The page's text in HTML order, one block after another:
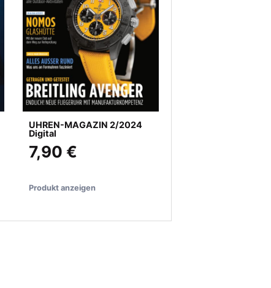
UHREN-MAGAZIN 2/2024
Digital
7,90 €
Produkt anzeigen